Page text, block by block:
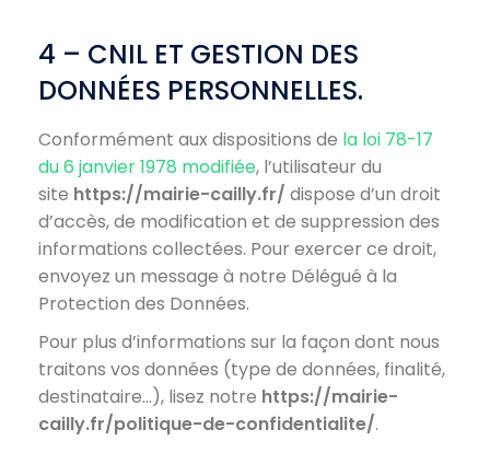
4 – CNIL ET GESTION DES
DONNÉES PERSONNELLES.
Conformément aux dispositions de la loi 78-17
du 6 janvier 1978 modifiée, l’utilisateur du
site https://mairie-cailly.fr/ dispose d’un droit
d’accès, de modification et de suppression des
informations collectées. Pour exercer ce droit,
envoyez un message à notre Délégué à la
Protection des Données.
Pour plus d’informations sur la façon dont nous
traitons vos données (type de données, finalité,
destinataire…), lisez notre https://mairie-
cailly.fr/politique-de-confidentialite/.